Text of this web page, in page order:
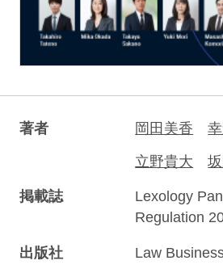
著者 岡田美香
立野貴大
掲載誌
Lexology
Regulation
出版社 Law